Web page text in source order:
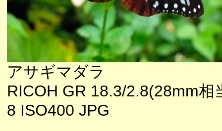
アサギマダラ
RICOH GR 18.3/2.8(28mm相
8 ISO400 JPG